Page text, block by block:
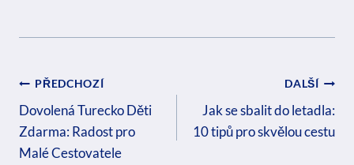
Navigace
Pro
Příspěvek
PŘEDCHOZÍ
Dovolená Turecko Děti
Zdarma: Radost pro
Malé Cestovatele
DALŠÍ
Jak se sbalit do letadla:
10 tipů pro skvělou cestu